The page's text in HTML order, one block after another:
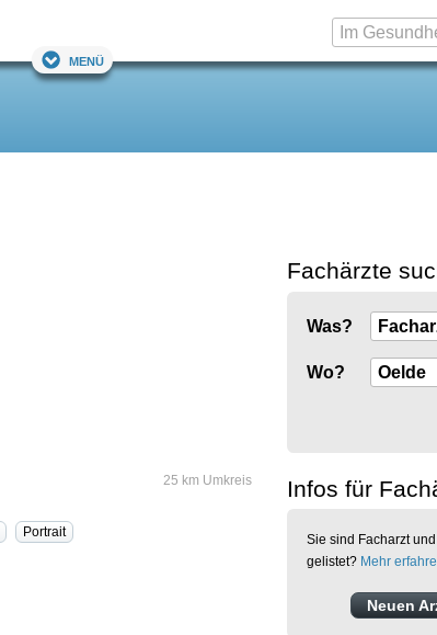
Menü
25 km Umkreis
Portrait
Fachärzte
Was?
Wo?
Infos für
Sie sind Facharzt
gelistet? Mehr
Neuen